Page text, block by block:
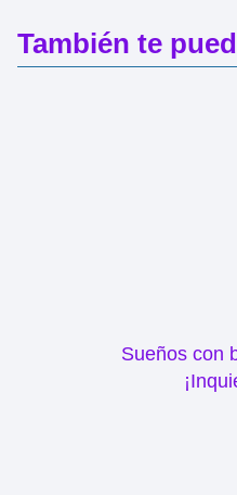
También te
Sueños con